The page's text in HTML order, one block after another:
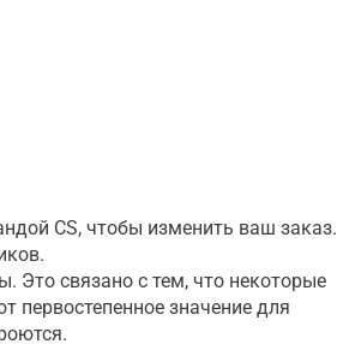
CS, чтобы изменить ваш заказ.
Это связано с тем, что некоторые
первостепенное значение для